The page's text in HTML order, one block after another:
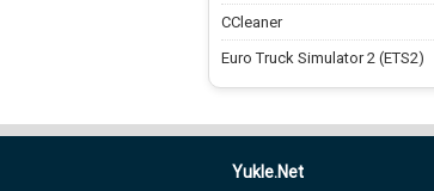
CCleaner
Euro Truck Simulator 2 (ETS2)
Yukle.Net